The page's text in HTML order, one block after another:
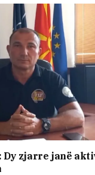
Dy zjarre janë